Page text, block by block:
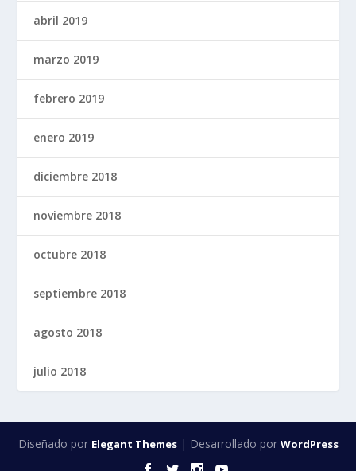
abril 2019
marzo 2019
febrero 2019
enero 2019
diciembre 2018
noviembre 2018
octubre 2018
septiembre 2018
agosto 2018
julio 2018
Diseñado por Elegant Themes| Desarrollado por WordPress